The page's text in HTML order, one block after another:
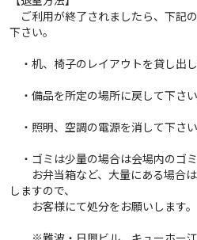
ご利用が終了されましたら、下記
下さい。
・机、椅子のレイアウトを貸し出
・備品を所定の場所に戻して下さい
・照明、空調の電源を消して下さい
・ゴミは少量の場合は会場内のゴミ
お弁当箱など、大量にある場合は
しますので、
お客様にて処分をお願いします。